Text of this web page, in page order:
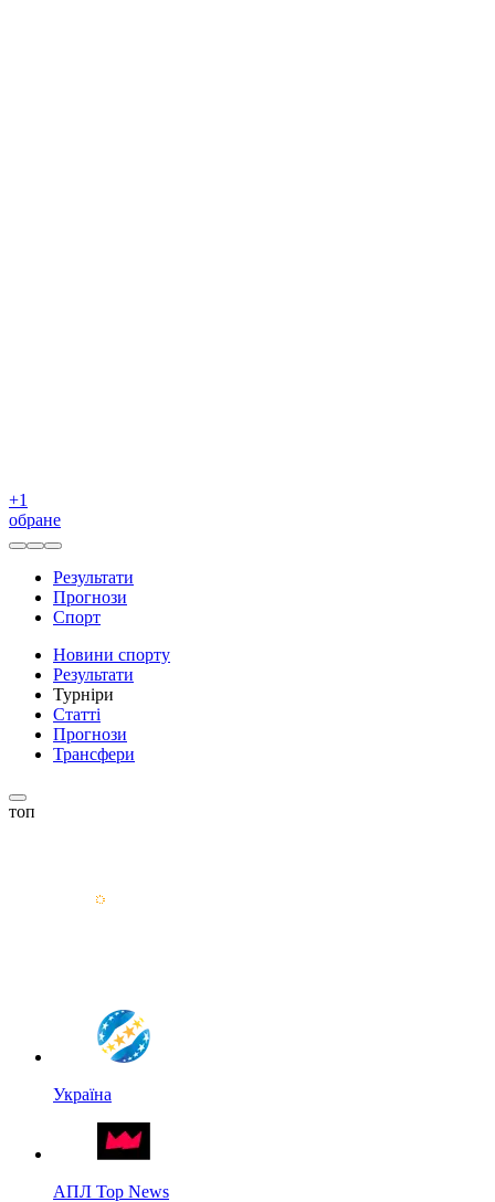
+1
обране
Результати
Прогнози
Спорт
Новини спорту
Результати
Турніри
Статті
Прогнози
Трансфери
топ
Україна
АПЛ Top News